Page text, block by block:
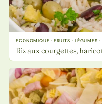
ECONOMIQUE · FRUITS · LÉGUMES
Riz aux courgettes,